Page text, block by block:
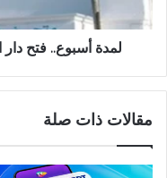
لمدة أسبوع.. فتح دار
مقالات ذات صلة